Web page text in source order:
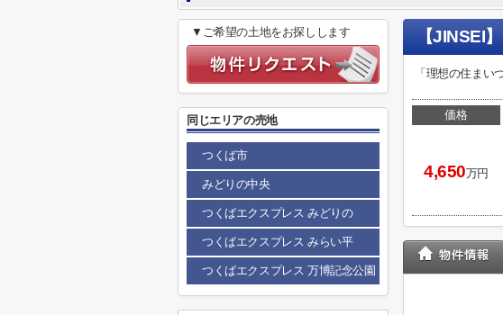
「理想の住まい
価格
4,650万円
▼ご希望の土地をお探しします
同じエリアの売地
つくば市
みどりの中央
つくばエクスプレス みどりの
つくばエクスプレス みらい平
つくばエクスプレス 万博記念公園